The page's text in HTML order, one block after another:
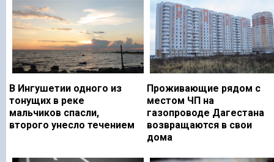
В Ингушетии одного из
тонущих в реке
мальчиков спасли,
второго унесло течением
Проживающие рядом с
местом ЧП на
газопроводе Дагестана
возвращаются в свои
дома